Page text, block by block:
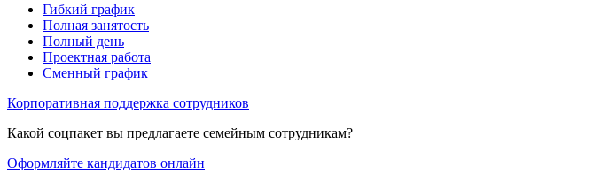
Гибкий график
Полная занятость
Полный день
Проектная работа
Сменный график
Корпоративная поддержка сотрудников
Какой соцпакет вы предлагаете семейным сотрудникам?
Оформляйте кандидатов онлайн